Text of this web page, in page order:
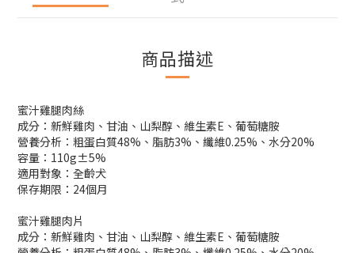
商品描述
蜜汁雞腿肉絲
成分：新鮮雞肉、甘油、山梨醇、維生素E、葡萄糖胺
營養分析：粗蛋白質48%、脂肪3%、纖維0.25%、水分20%
容量：110g±5%
適用對象：全齡犬
保存期限：24個月
蜜汁雞腿肉片
成分：新鮮雞肉、甘油、山梨醇、維生素E、葡萄糖胺